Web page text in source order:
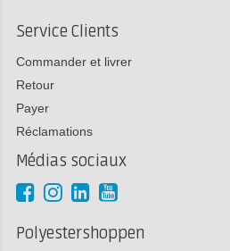
Service Clients
Commander et livrer
Retour
Payer
Réclamations
Médias sociaux
Polyestershoppen